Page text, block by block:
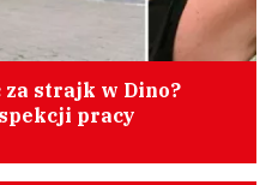
strajk w Dino?
pracy